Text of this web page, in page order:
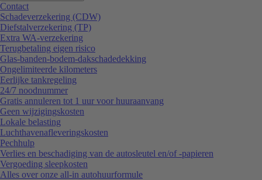
Contact
Schadeverzekering (CDW)
Diefstalverzekering (TP)
Extra WA-verzekering
Terugbetaling eigen risico
Glas-banden-bodem-dakschadedekking
Ongelimiteerde kilometers
Eerlijke tankregeling
24/7 noodnummer
Gratis annuleren tot 1 uur voor huuraanvang
Geen wijzigingskosten
Lokale belasting
Luchthavenafleveringskosten
Pechhulp
Verlies en beschadiging van de autosleutel en/of -papieren
Vergoeding sleepkosten
Alles over onze all-in autohuurformule